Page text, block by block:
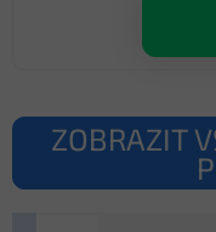
ZOBRAZIT